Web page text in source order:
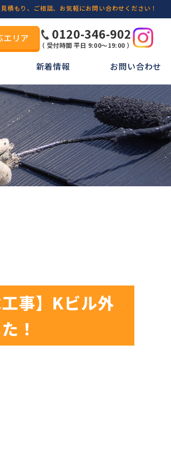
積もり、ご相談、お気軽にお問い合わせください！
エリア 0120-346-902
（ 受付時間 平日 9:00～19:00 ）
新着情報 お問い合わせ
事】Kビル外
！